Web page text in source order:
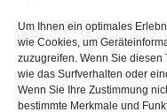
Um Ihnen ein optimales
wie Cookies, um
zuzugreifen. Wenn Sie
wie das Surfverhalten oder
Wenn Sie Ihre Zustimmung
bestimmte Merkmale und